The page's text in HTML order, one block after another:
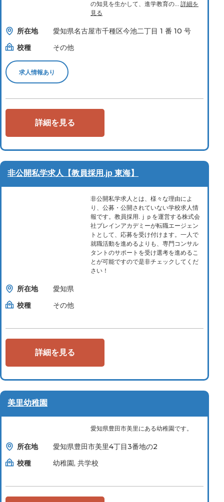
の知見を生かして、進学教育の... 詳細を
見る
所在地
愛知県名古屋市千種区今池二丁目 1 番 10 号
校種
その他
求人情報あり
詳細を見る
非公開私学求人【教員採用.jp 東海】
非公開私学求人とは、様々な理由によ
り、公募・公開されていない学校求人情
報です。教員採用.ｊｐを運営する株式会
社ブレインアカデミーが転職エージェン
トとして、応募を受け付けます。一人で
就職活動を進めるよりも、専門コンサル
タントのサポートを受け選考を進めるこ
とが可能ですので是非チェックしてくだ
さい！
所在地
愛知県
校種
その他
詳細を見る
美里幼稚園
愛知県豊田市美里にある幼稚園です。
所在地
愛知県豊田市美里4丁目3番地の2
校種
幼稚園, 共学校